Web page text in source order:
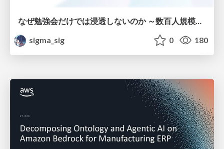
なぜ勉強会だけでは浸透しないのか ～数百人規模の組織でコーディングエージェントを当たり前にした戦略とその結果～
sigma_sig
0 180